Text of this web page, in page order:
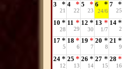
3
21
4
22
5
23
6
24/6
7
25
10
28
11
29
12
30
13
1/7
14
2
17
5
18
6
19
7
20
8
21
9
24
12
25
13
26
14
27
15
28
16